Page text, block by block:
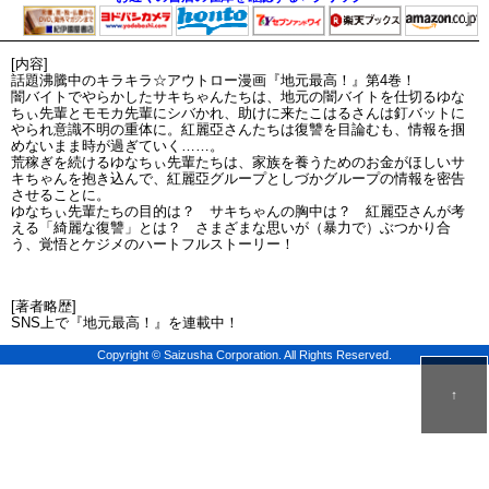
[内容]
話題沸騰中のキラキラ☆アウトロー漫画『地元最高！』第4巻！
闇バイトでやらかしたサキちゃんたちは、地元の闇バイトを仕切るゆな
ちぃ先輩とモモカ先輩にシバかれ、助けに来たこはるさんは釘バットに
やられ意識不明の重体に。紅麗亞さんたちは復讐を目論むも、情報を掴
めないまま時が過ぎていく……。
荒稼ぎを続けるゆなちぃ先輩たちは、家族を養うためのお金がほしいサ
キちゃんを抱き込んで、紅麗亞グループとしづかグループの情報を密告
させることに。
ゆなちぃ先輩たちの目的は？ サキちゃんの胸中は？ 紅麗亞さんが考
える「綺麗な復讐」とは？ さまざまな思いが（暴力で）ぶつかり合
う、覚悟とケジメのハートフルストーリー！
[著者略歴]
SNS上で『地元最高！』を連載中！
↑
Copyright © Saizusha Corporation. All Rights Reserved.